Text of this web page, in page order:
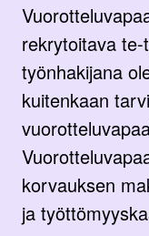
rekrytoitava
työnhakijana
kuitenkaan
korvauksen
ja